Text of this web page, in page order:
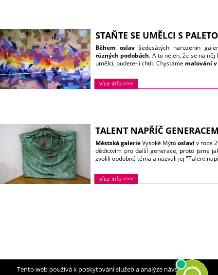
STAŇTE SE UMĚLCI S
Během oslavšedesátých narozenin
různých podobách. A to nejen, že se na
umělci, budete-li chtít. Chystáme malování
více info >>>
TALENT NAPŘÍČ
Městská galerieVysoké Mýtooslavív roce
dědictvím pro další generace, proto jsme
zvolili obdobné téma a nazvali jej "Talent
více info >>>
Tento web používá k poskytování služeb a analýze návštěvnosti